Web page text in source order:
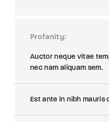
Profanity
Auctor neque vitae
nec nam aliquam sem.
Est ante in nibh mauris